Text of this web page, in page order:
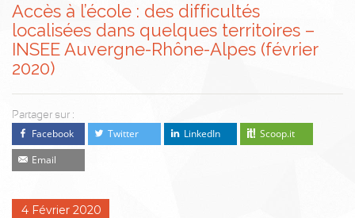
Accès à l’école : des difficultés
localisées dans quelques territoires –
INSEE Auvergne-Rhône-Alpes (février
2020)
Partager sur :
Facebook Twitter LinkedIn
Scoop.it
Email
4 Février 2020